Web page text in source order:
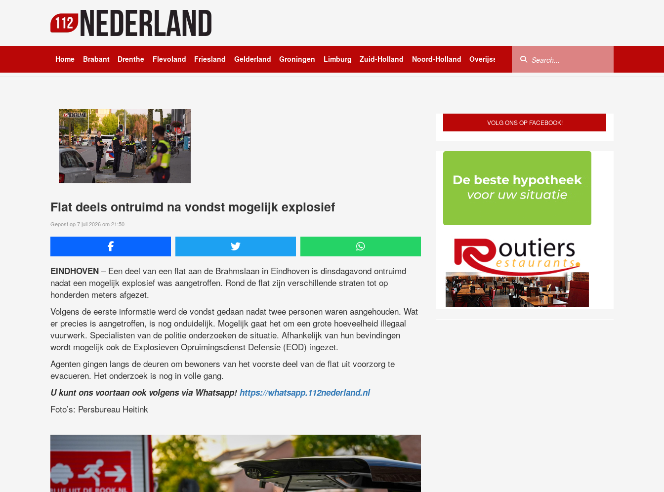
Home Brabant Drenthe Flevoland Friesland Gelderland Groningen Limburg Zuid-Holland Noord-Holland Overijssel Utrecht Zeeland
Flat deels ontruimd na vondst mogelijk explosief
Gepost op 7 juli 2026 om 21:50
EINDHOVEN – Een deel van een flat aan de Brahmslaan in Eindhoven is dinsdagavond ontruimd
nadat een mogelijk explosief was aangetroffen. Rond de flat zijn verschillende straten tot op
honderden meters afgezet.
Volgens de eerste informatie werd de vondst gedaan nadat twee personen waren aangehouden. Wat
er precies is aangetroffen, is nog onduidelijk. Mogelijk gaat het om een grote hoeveelheid illegaal
vuurwerk. Specialisten van de politie onderzoeken de situatie. Afhankelijk van hun bevindingen
wordt mogelijk ook de Explosieven Opruimingsdienst Defensie (EOD) ingezet.
Agenten gingen langs de deuren om bewoners van het voorste deel van de flat uit voorzorg te
evacueren. Het onderzoek is nog in volle gang.
U kunt ons voortaan ook volgens via Whatsapp! https://whatsapp.112nederland.nl
Foto’s: Persbureau Heitink
VOLG ONS OP FACEBOOK!